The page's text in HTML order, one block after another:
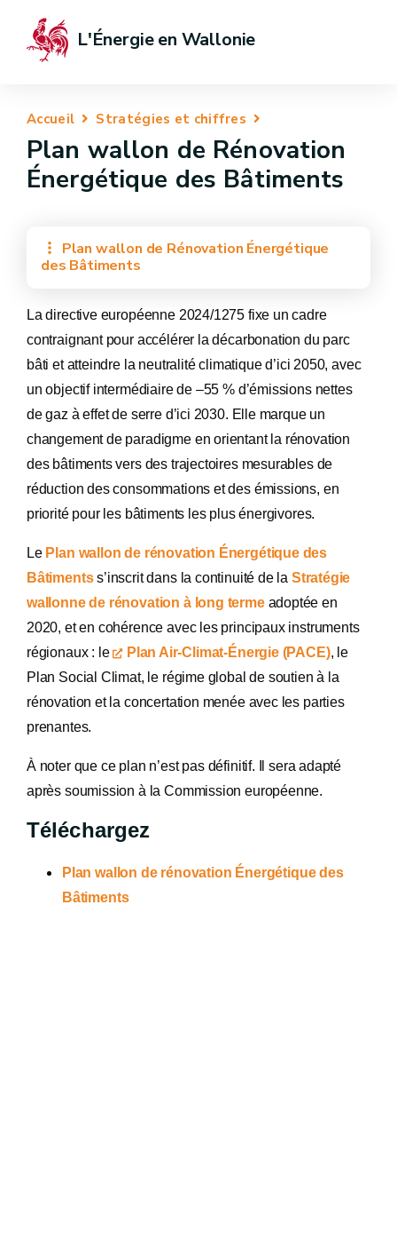
L'Énergie en Wallonie
Accueil Stratégies et chiffres
Plan wallon de Rénovation
Énergétique des Bâtiments
Plan wallon de Rénovation Énergétique
des Bâtiments
La directive européenne 2024/1275 fixe un cadre
contraignant pour accélérer la décarbonation du parc
bâti et atteindre la neutralité climatique d’ici 2050, avec
un objectif intermédiaire de –55 % d’émissions nettes
de gaz à effet de serre d’ici 2030. Elle marque un
changement de paradigme en orientant la rénovation
des bâtiments vers des trajectoires mesurables de
réduction des consommations et des émissions, en
priorité pour les bâtiments les plus énergivores.
Le Plan wallon de rénovation Énergétique des
Bâtimentss’inscrit dans la continuité de la Stratégie
wallonne de rénovation à long termeadoptée en
2020, et en cohérence avec les principaux instruments
régionaux : le
Plan Air-Climat-Énergie (PACE), le
Plan Social Climat, le régime global de soutien à la
rénovation et la concertation menée avec les parties
prenantes.
À noter que ce plan n’est pas définitif. Il sera adapté
après soumission à la Commission européenne.
Téléchargez
Plan wallon de rénovation Énergétique des
Bâtiments